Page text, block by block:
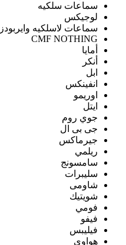
سماعات سلكيه
لوجيكس
سماعات لاسلكيه وايربودز
CMF NOTHING
أمايا
أنكر
ابل
انفينكس
اوريمو
ايتل
جوي روم
جى بى ال
جيرماكس
ريلمي
سامسونج
سليبرات
شاومى
شويتيك
فومي
فيفو
فيليبس
هواوي